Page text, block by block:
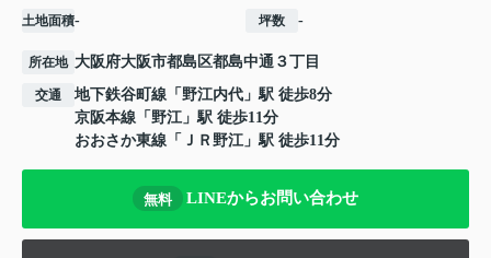
土地面積- 坪数 -
所在地 大阪府大阪市都島区都島中通 ３丁目
交通 地下鉄谷町線 「 野江内代 」駅 徒歩8分
京阪本線 「 野江 」駅 徒歩11分
おおさか東線 「 ＪＲ野江 」駅 徒歩11分
無料 LINEからお問い合わせ